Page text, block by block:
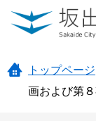
ページの先頭です。
メニューを飛ばし
トップページ
画および第